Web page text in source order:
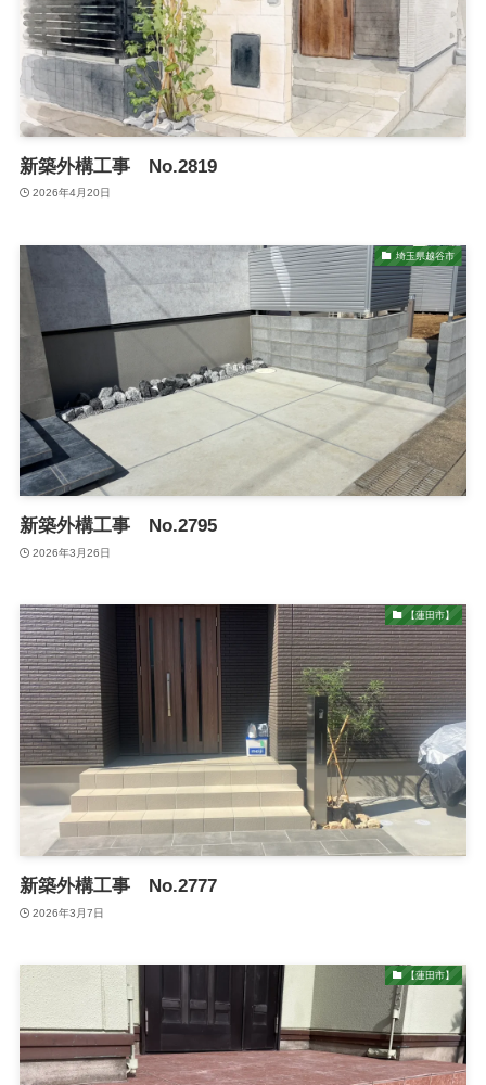
新築外構工事 No.2819
2026年4月20日
埼玉県越谷市
新築外構工事 No.2795
2026年3月26日
【蓮田市】
新築外構工事 No.2777
2026年3月7日
【蓮田市】